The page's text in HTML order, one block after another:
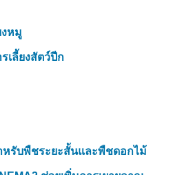
หมู
เลี้ยงสัตว์ปีก
หรับพืชระยะสั้นและพืชดอกไม้